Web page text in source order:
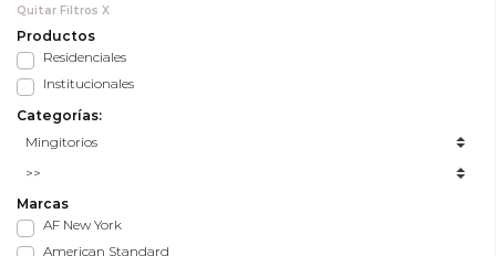
Quitar Filtros X
Productos
Residenciales
Institucionales
Categorías:
Marcas
AF New York
American Standard